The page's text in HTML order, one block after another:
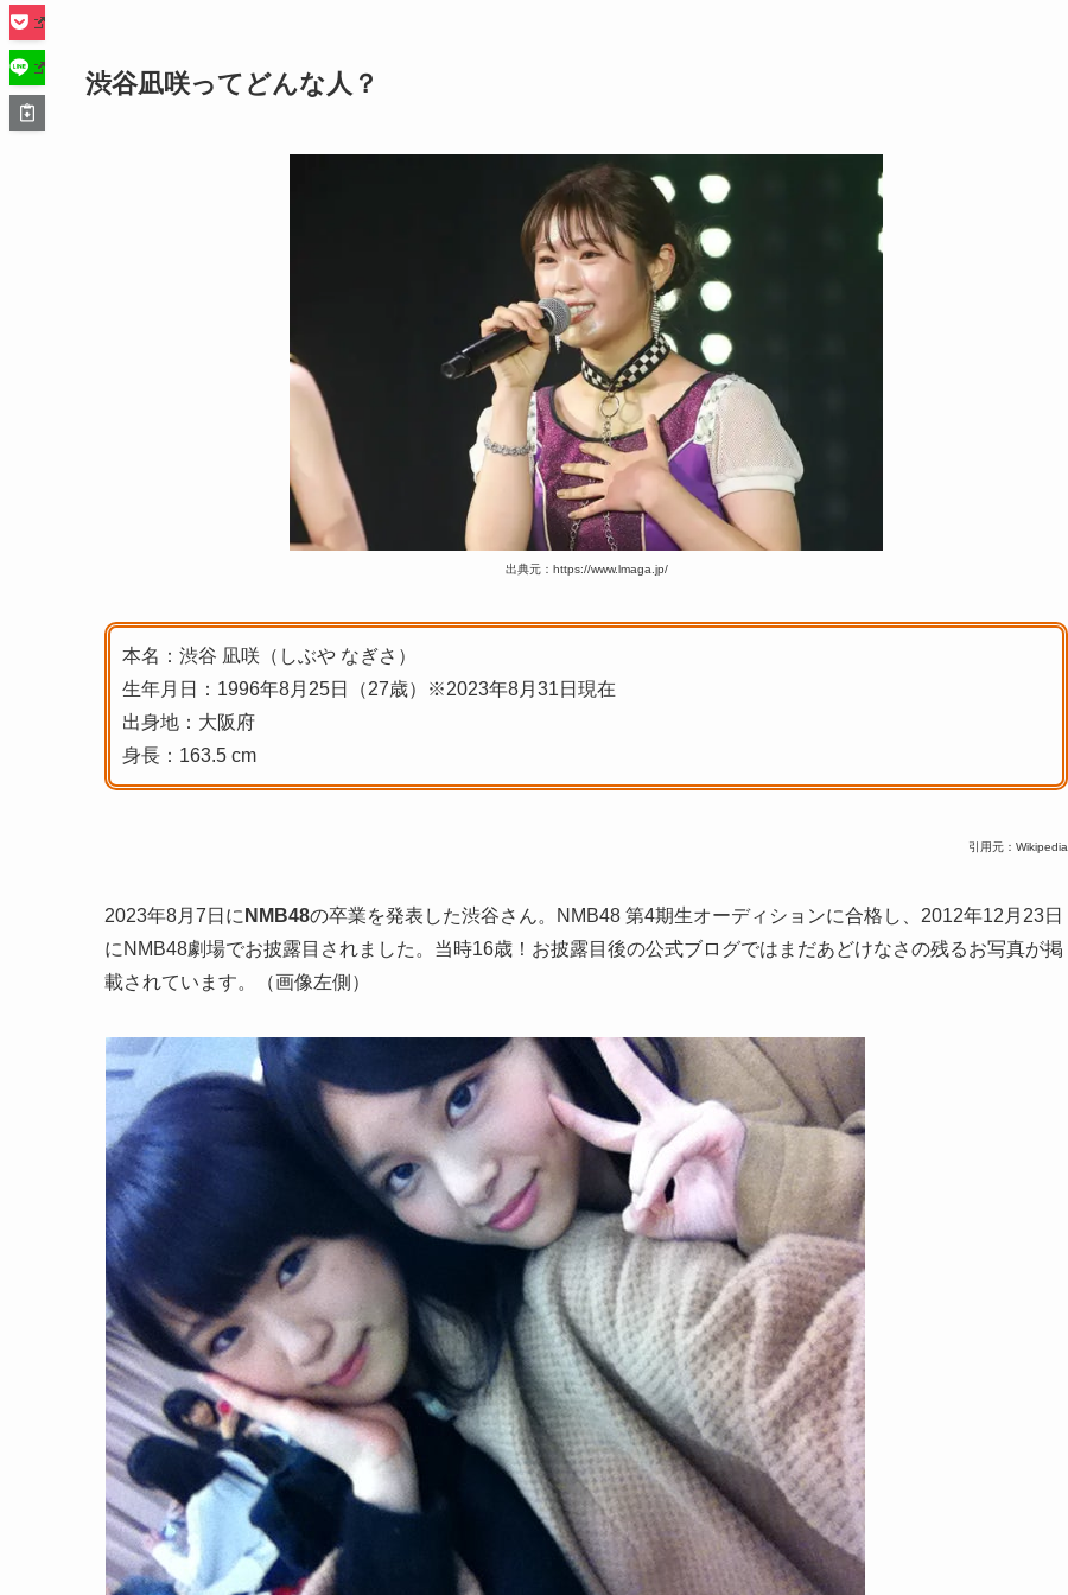
渋谷凪咲ってどんな人？
出典元：https://www.lmaga.jp/
本名：渋谷 凪咲（しぶや なぎさ）
生年月日：1996年8月25日（27歳）※2023年8月31日現在
出身地：大阪府
身長：163.5 cm
引用元：Wikipedia
2023年8月7日に NMB48の卒業を発表した渋谷さん。NMB48 第4期生オーディションに合格し、2012年12月23日
にNMB48劇場でお披露目されました。当時16歳！お披露目後の公式ブログではまだあどけなさの残るお写真が掲
載されています。（画像左側）